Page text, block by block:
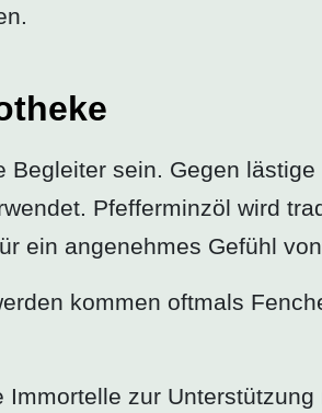
sein. Gegen
Pfefferminzöl wird
ein angenehmes Gefühl
kommen oftmals
zur